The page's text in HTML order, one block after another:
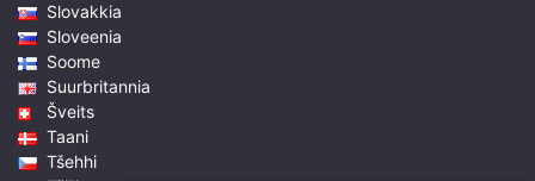
Slovakkia
Sloveenia
Soome
Suurbritannia
Šveits
Taani
Tšehhi